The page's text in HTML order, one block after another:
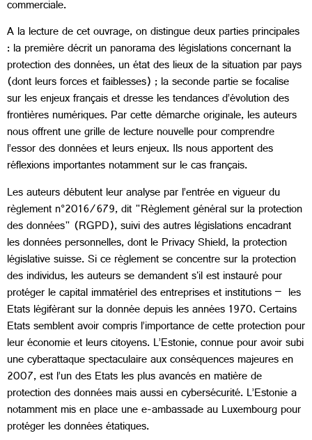
commerciale.
A la lecture de cet ouvrage, on distingue deux parties principales
: la première décrit un panorama des législations concernant la
protection des données, un état des lieux de la situation par pays
(dont leurs forces et faiblesses) ; la seconde partie se focalise
sur les enjeux français et dresse les tendances d’évolution des
frontières numériques. Par cette démarche originale, les auteurs
nous offrent une grille de lecture nouvelle pour comprendre
l’essor des données et leurs enjeux. Ils nous apportent des
réflexions importantes notamment sur le cas français.
Les auteurs débutent leur analyse par l’entrée en vigueur du
règlement n°2016/679, dit "Règlement général sur la protection
des données" (RGPD), suivi des autres législations encadrant
les données personnelles, dont le Privacy Shield, la protection
législative suisse. Si ce règlement se concentre sur la protection
des individus, les auteurs se demandent s'il est instauré pour
protéger le capital immatériel des entreprises et institutions – les
Etats légifèrant sur la donnée depuis les années 1970. Certains
Etats semblent avoir compris l’importance de cette protection pour
leur économie et leurs citoyens. L’Estonie, connue pour avoir subi
une cyberattaque spectaculaire aux conséquences majeures en
2007, est l’un des Etats les plus avancés en matière de
protection des données mais aussi en cybersécurité. L’Estonie a
notamment mis en place une e-ambassade au Luxembourg pour
protéger les données étatiques.